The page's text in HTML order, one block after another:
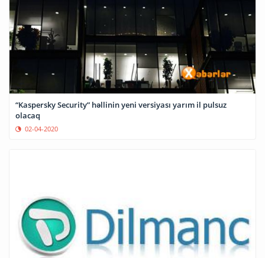
“Kaspersky Security” həllinin yeni versiyası yarım il pulsuz
olacaq
02-04-2020